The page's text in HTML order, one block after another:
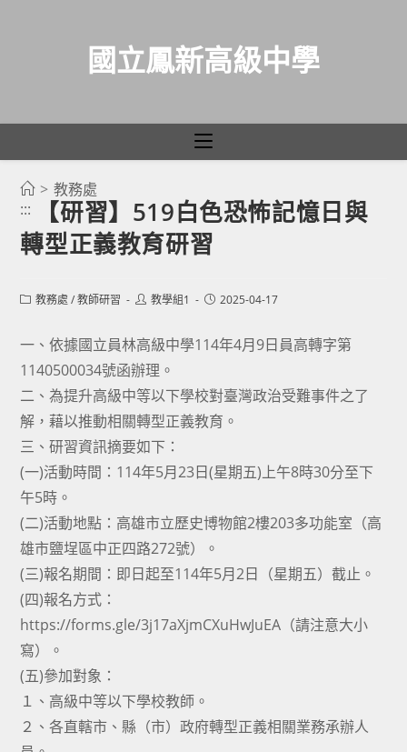
國立鳳新高級中學
> 教務處
:::
【研習】519白色恐怖記憶日與
轉型正義教育研習
Post教務處 / 教師研習
Post教學組1
Post2025-04-17
一、依據國立員林高級中學114年4月9日員高轉字第
1140500034號函辦理。
二、為提升高級中等以下學校對臺灣政治受難事件之了
解，藉以推動相關轉型正義教育。
三、研習資訊摘要如下：
(一)活動時間：114年5月23日(星期五)上午8時30分至下
午5時。
(二)活動地點：高雄市立歷史博物館2樓203多功能室（高
雄市鹽埕區中正四路272號）。
(三)報名期間：即日起至114年5月2日（星期五）截止。
(四)報名方式：
https://forms.gle/3j17aXjmCXuHwJuEA（請注意大小
寫）。
(五)參加對象：
１、高級中等以下學校教師。
２、各直轄市、縣（市）政府轉型正義相關業務承辦人